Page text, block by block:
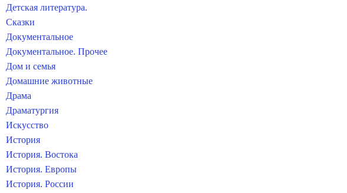
Детская литература.
Сказки
Документальное
Документальное. Прочее
Дом и семья
Домашние животные
Драма
Драматургия
Искусство
История
История. Востока
История. Европы
История. России